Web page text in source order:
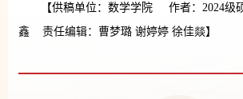
【供稿单位：数学学院 作者：2024级
鑫 责任编辑：曹梦璐 谢婷婷 徐佳燚】